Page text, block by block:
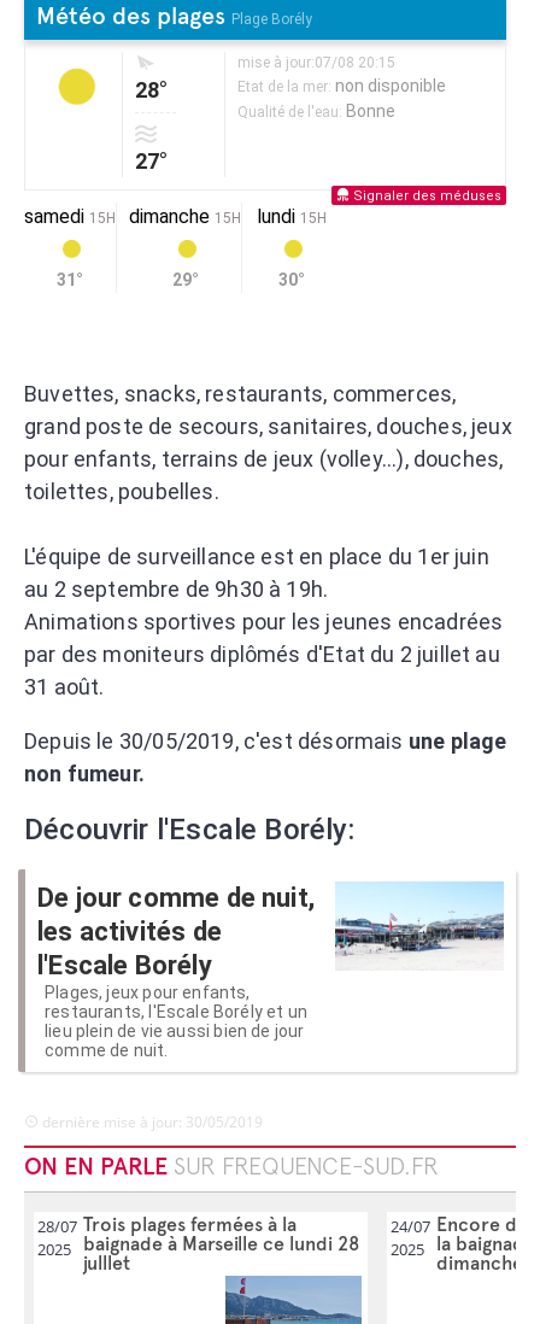
Météo des plages Plage Borély
28°
27°
mise à jour:07/08 20:15
Etat de la mer: non disponible
Qualité de l'eau: Bonne
Signaler des méduses
samedi 15H
31°
dimanche 15H
29°
lundi 15H
30°
Buvettes, snacks, restaurants, commerces,
grand poste de secours, sanitaires, douches, jeux
pour enfants, terrains de jeux (volley...), douches,
toilettes, poubelles.
L'équipe de surveillance est en place du 1er juin
au 2 septembre de 9h30 à 19h.
Animations sportives pour les jeunes encadrées
par des moniteurs diplômés d'Etat du 2 juillet au
31 août.
Depuis le 30/05/2019, c'est désormais une plage
non fumeur.
Découvrir l'Escale Borély:
De jour comme de nuit,
les activités de
l'Escale Borély
Plages, jeux pour enfants,
restaurants, l'Escale Borély et un
lieu plein de vie aussi bien de jour
comme de nuit.
dernière mise à jour: 30/05/2019
ON EN PARLE SUR FREQUENCE-SUD.FR
28/07
2025
Trois plages fermées à la
baignade à Marseille ce lundi 28
julllet
24/07
2025
Encore
la
dimanche